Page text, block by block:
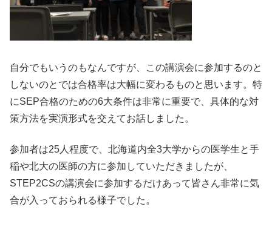
自分でもいうのもなんですが、この講演会に参加するのと
しないのとでは合格率は大幅に変わるものと思います。特
にSEP合格のための6大条件は非常に重要で、具体的な対
策方法を実演形式を交えてお話しました。
参加者は25人程度で、北海道内全3大学からの医学生と手
稲や北大の医師の方に参加していただきましたが、
STEP2CSの講演会に参加するだけあって皆さん非常に気
合が入っておられる様子でした。